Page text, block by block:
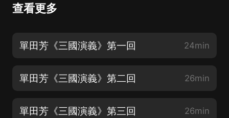
查看更多
單田芳《三國演義》第一回 24min
單田芳《三國演義》第二回 26min
單田芳《三國演義》第三回 26min